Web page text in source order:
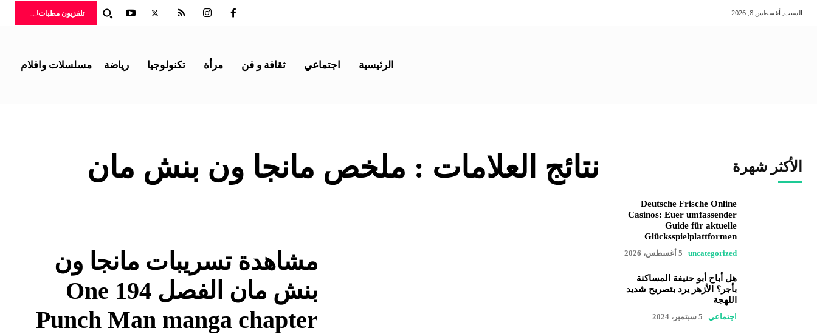
تلفزيون مطبات السبت, أغسطس 8, 2026
الرئيسية اجتماعي ثقافة و فن مرأة تكنولوجيا رياضة مسلسلات وافلام
نتائج العلامات : ملخص مانجا ون بنش مان
مشاهدة تسريبات مانجا ون
بنش مان الفصل 194 One
Punch Man manga chapter
الأكثر شهرة
Deutsche Frische Online
Casinos: Euer umfassender
Guide für aktuelle
Glücksspielplattformen
uncategorized 5 أغسطس، 2026
هل أباح أبو حنيفة المساكنة
بأجر؟ الأزهر يرد بتصريح شديد
اللهجة
اجتماعي 5 سبتمبر، 2024